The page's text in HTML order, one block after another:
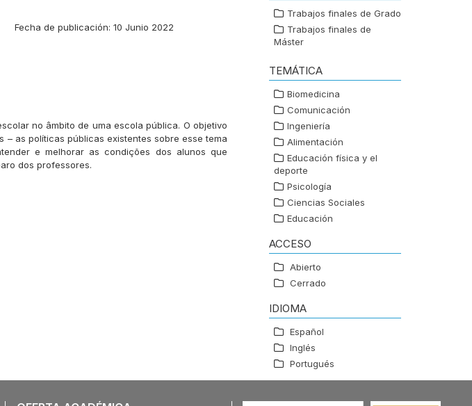
Fecha de publicación: 10 Junio 2022
no âmbito de uma escola pública. O objetivo
as políticas públicas existentes sobre esse tema
e melhorar as condições dos alunos que
dos professores.
Trabajos finales de Grado
Trabajos finales de
Máster
TEMÁTICA
Biomedicina
Comunicación
Ingeniería
Alimentación
Educación física y el
deporte
Psicología
Ciencias Sociales
Educación
ACCESO
Abierto
Cerrado
IDIOMA
Español
Inglés
Portugués